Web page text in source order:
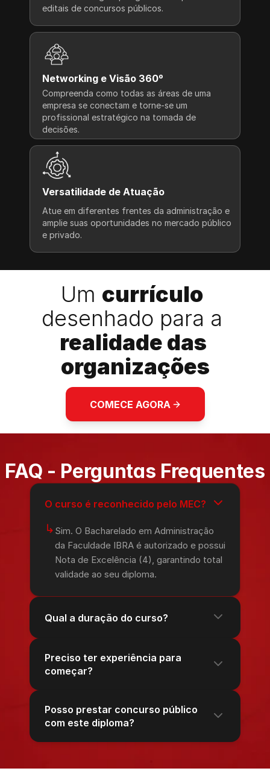
editais de concursos públicos.
Networking e Visão 360º
Compreenda como todas as áreas de uma
empresa se conectam e torne-se um
profissional estratégico na tomada de
decisões.
Versatilidade de Atuação
Atue em diferentes frentes da administração e
amplie suas oportunidades no mercado público
e privado.
Um currículo
realidade das
organizações
COMECE AGORA
FAQ - Perguntas Frequentes
O curso é reconhecido pelo MEC?
↳ Sim. O Bacharelado em Administração
da Faculdade IBRA é autorizado e possui
Nota de Excelência (4), garantindo total
validade ao seu diploma.
Qual a duração do curso?
Preciso ter experiência para
começar?
Posso prestar concurso público
com este diploma?